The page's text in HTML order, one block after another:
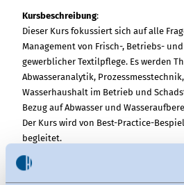
Kursbeschreibung:
Dieser Kurs fokussiert sich auf alle
Management von Frisch-, Betriebs-
gewerblicher Textilpflege. Es werden
Abwasseranalytik,
Wasserhaushalt im Betrieb und
Bezug auf Abwasser und
Der Kurs wird von Best-Practice-
begleitet.
Inhalte
Im Einzelnen werden folgende